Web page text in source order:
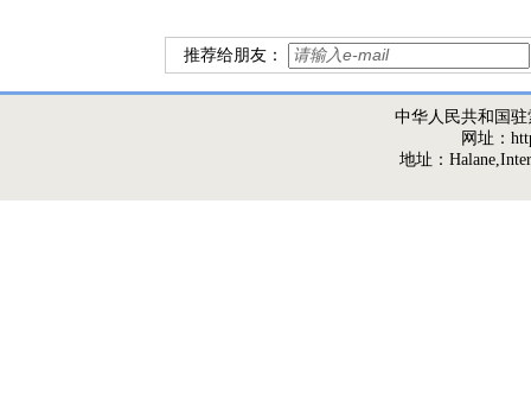
推荐给朋友：
中华人民共和国
网址：
地址：